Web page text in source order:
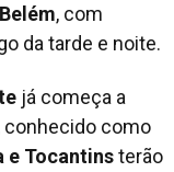
Belém, com
da tarde e noite.
já começa a
conhecido como
e Tocantinsterão